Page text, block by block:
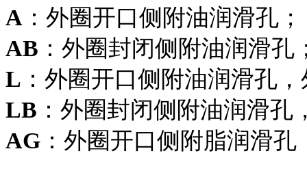
A ：外圈开口侧附油润滑孔；
AB ：外圈封闭侧附油润滑孔
L ：外圈开口侧附油润滑孔
LB ：外圈封闭侧附油润滑
AG ：外圈开口侧附脂润滑孔